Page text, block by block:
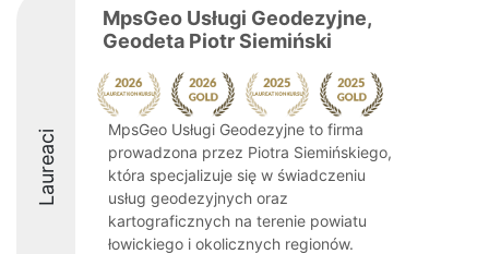
Laureaci
MpsGeo Usługi Geodezyjne,
Geodeta Piotr Siemiński
MpsGeo Usługi Geodezyjne to firma
prowadzona przez Piotra Siemińskiego,
która specjalizuje się w świadczeniu
usług geodezyjnych oraz
kartograficznych na terenie powiatu
łowickiego i okolicznych regionów.